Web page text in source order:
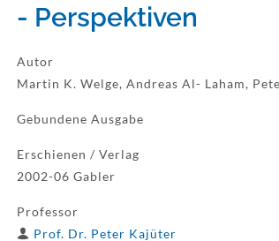
- Perspektiven
Autor
Martin K. Welge, Andreas Al- Laham,
Gebundene Ausgabe
Erschienen / Verlag
2002-06 Gabler
Professor
Prof. Dr. Peter Kajüter